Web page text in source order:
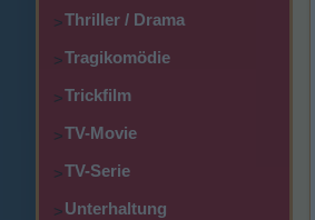
>Thriller / Drama
>Tragikomödie
>Trickfilm
>TV-Movie
>TV-Serie
>Unterhaltung